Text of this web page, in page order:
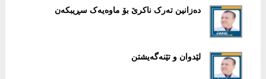
دەزانین تەرک ناکرێ بۆ ماوەیەک سڕیبکەن
لێدوان و تێنەگەیشتن